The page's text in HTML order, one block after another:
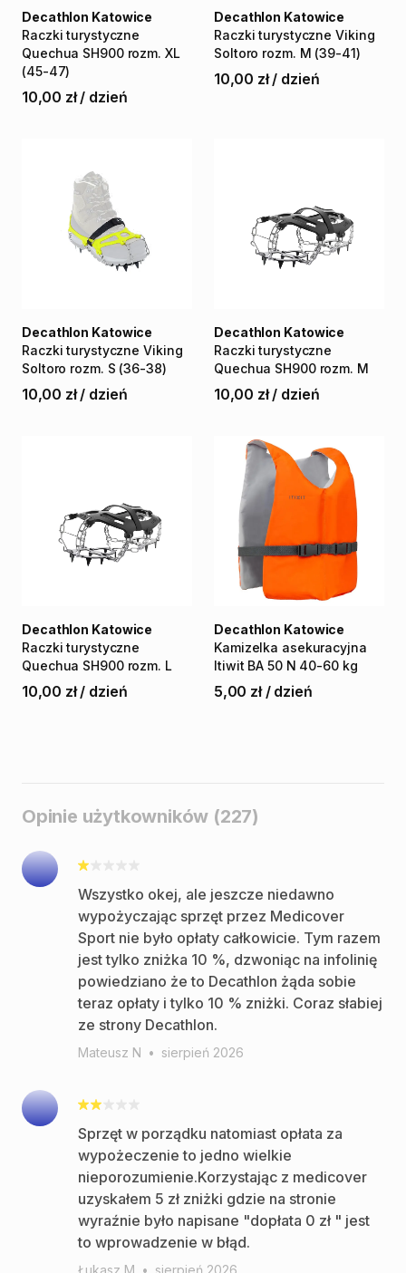
Raczki turystyczne
Quechua SH900 rozm. XL
(45-47)
Decathlon Katowice
10,00 zł / dzień
Raczki turystyczne Viking
Soltoro rozm. M (39-41)
Decathlon Katowice
10,00 zł / dzień
Raczki turystyczne Viking
Soltoro rozm. S (36-38)
Decathlon Katowice
10,00 zł / dzień
Raczki turystyczne
Quechua SH900 rozm. M
Decathlon Katowice
10,00 zł / dzień
Raczki turystyczne
Quechua SH900 rozm. L
Decathlon Katowice
10,00 zł / dzień
Kamizelka asekuracyjna
Itiwit BA 50 N 40-60 kg
Decathlon Katowice
5,00 zł / dzień
Opinie użytkowników (227)
Wszystko okej, ale jeszcze niedawno
wypożyczając sprzęt przez Medicover
Sport nie było opłaty całkowicie. Tym razem
jest tylko zniżka 10 %, dzwoniąc na infolinię
powiedziano że to Decathlon żąda sobie
teraz opłaty i tylko 10 % zniżki. Coraz słabiej
ze strony Decathlon.
Mateusz N • sierpień 2026
Sprzęt w porządku natomiast opłata za
wypożeczenie to jedno wielkie
nieporozumienie.Korzystając z medicover
uzyskałem 5 zł zniżki gdzie na stronie
wyraźnie było napisane "dopłata 0 zł " jest
to wprowadzenie w błąd.
Łukasz M • sierpień 2026